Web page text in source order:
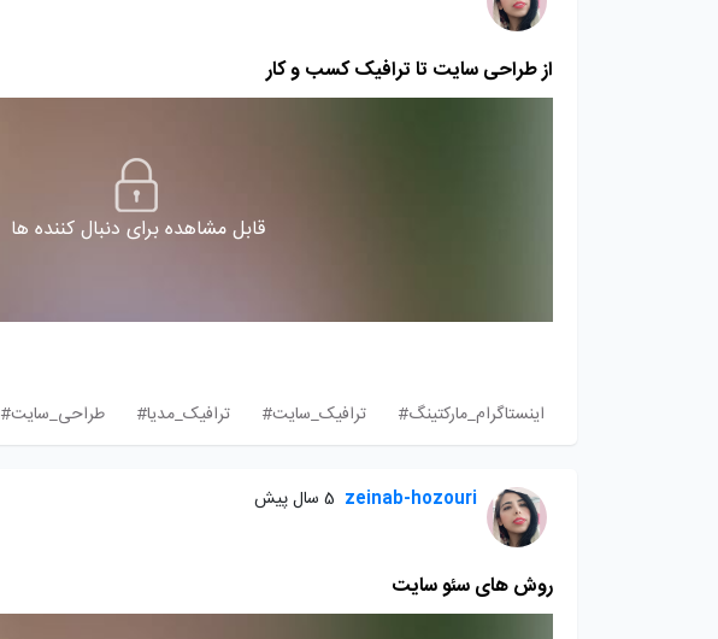
از طراحی سایت تا ترافیک کسب و کار
قابل مشاهده برای دنبال کننده ها
اینستاگرام_مارکتینگ#
ترافیک_سایت# ترافیک_مدیا# طراحی_سایت#
zeinab-hozouri 5 سال پیش
روش های سئو سایت